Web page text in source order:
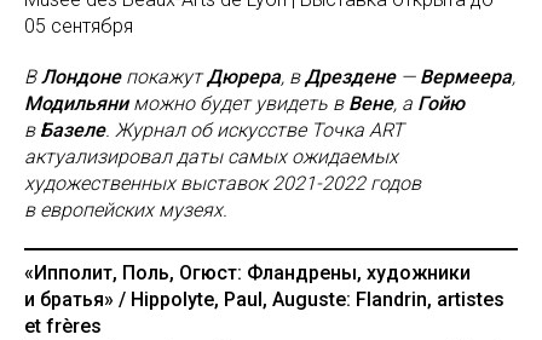
05 сентября
ВЛондонепокажутДюрера, вДрездене — Вермеера,
Модильяни можно будет увидеть в Вене, а Гойю
в Базеле. Журнал об искусстве Точка ART
актуализировал даты самых ожидаемых
художественных выставок 2021-2022 годов
в европейских музеях.
«Ипполит, Поль, Огюст: Фландрены, художники
и братья» / Hippolyte, Paul, Auguste: Flandrin, artistes
et frères